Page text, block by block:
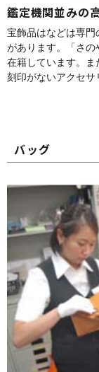
鑑定機関並みの
宝飾品はなどは専
があります。「さ
在籍しています。ま
刻印がないアクセサ
バッグ